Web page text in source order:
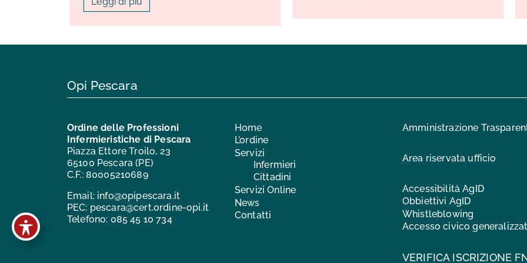
Opi Pescara
Ordine delle Professioni
Infermieristiche di Pescara
Piazza Ettore Troilo, 23
65100 Pescara (PE)
C.F.: 80005210689
Email: info@opipescara.it
PEC: pescara@cert.ordine-opi.it
Telefono: 085 45 10 734
Home
L’ordine
Servizi
Infermieri
Cittadini
Servizi Online
News
Contatti
Amministrazione
Area riservata ufficio
Accessibilità AgID
Obbiettivi AgID
Whistleblowing
Accesso civico
VERIFICA ISCRIZIONE